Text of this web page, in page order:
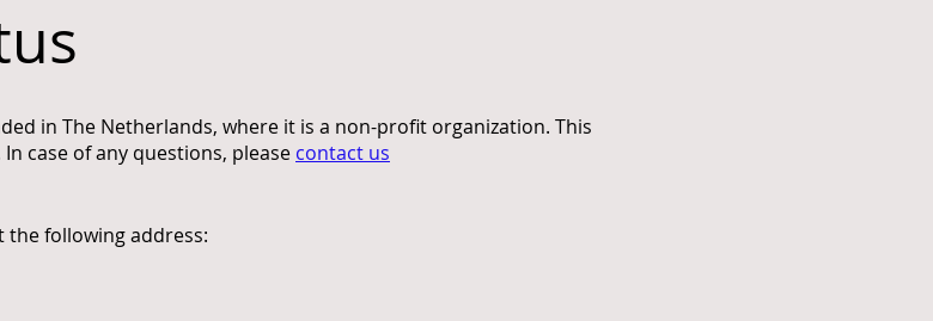
in The Netherlands, where it is a non-profit organization. This
case of any questions, please contact us
the following address: